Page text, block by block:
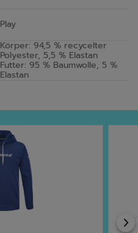
Play
Körper: 94,5 % recycelter
Polyester, 5,5 % Elastan
Futter: 95 % Baumwolle, 5 %
Elastan